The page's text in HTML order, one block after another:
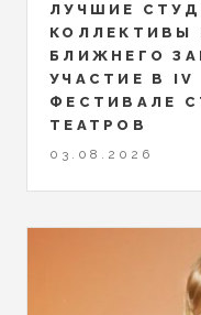
ЛУЧШИЕ
КОЛЛЕКТИВЫ
БЛИЖНЕГО
УЧАСТИЕ В
ФЕСТИВАЛЕ
ТЕАТРОВ
03.08.2026